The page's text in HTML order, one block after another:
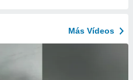
Más Vídeos